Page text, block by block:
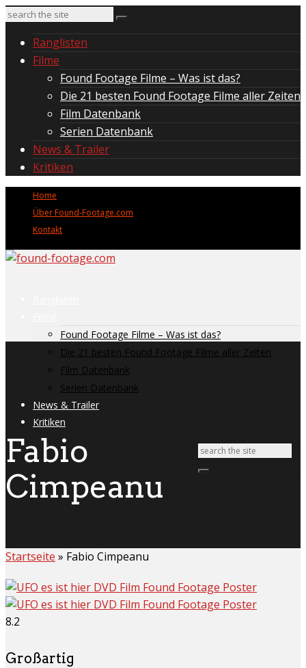
Ranglisten
Filme
Found Footage Filme – Was ist das?
Die 21 besten Found Footage Filme aller Zeiten
Film Datenbank
Serien Datenbank
News & Trailer
Kritiken
Home
Über Found-Footage.com
Kontakt
Found Footage Filme – Was ist das?
Die 21 besten Found Footage Filme aller Zeiten
Film Datenbank
Serien Datenbank
News & Trailer
Kritiken
Fabio
Cimpeanu
Startseite » Fabio Cimpeanu
8.2
Großartig